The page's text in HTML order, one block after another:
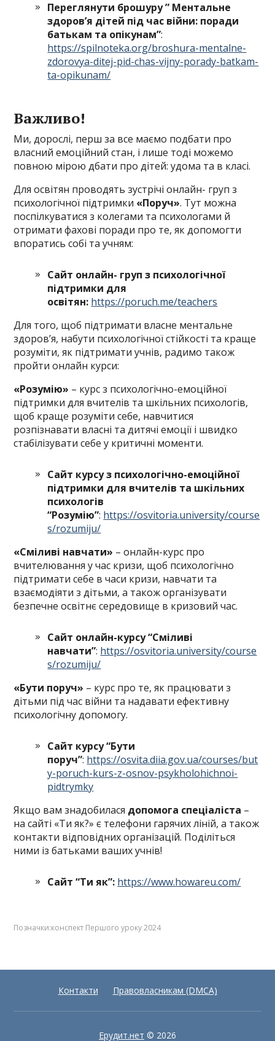
Переглянути брошуру ” Ментальне
здоров’я дітей під час війни: поради
батькам та опікунам”:
https://spilnoteka.org/broshura-mentalne-
zdorovya-ditej-pid-chas-vijny-porady-batkam-
ta-opikunam/
Важливо!
Ми, дорослі, перш за все маємо подбати про
власний емоційний стан, і лише тоді можемо
повною мірою дбати про дітей: удома та в класі.
Для освітян проводять зустрічі онлайн- груп з
психологічної підтримки «Поруч». Тут можна
поспілкуватися з колегами та психологами й
отримати фахові поради про те, як допомогти
впоратись собі та учням:
Сайт онлайн- груп з психологічної
підтримки для
освітян: https://poruch.me/teachers
Для того, щоб підтримати власне ментальне
здоров’я, набути психологічної стійкості та краще
розуміти, як підтримати учнів, радимо також
пройти онлайн курси:
«Розумію» – курс з психологічно-емоційної
підтримки для вчителів та шкільних психологів,
щоб краще розуміти себе, навчитися
розпізнавати власні та дитячі емоції і швидко
стабілізувати себе у критичні моменти.
Сайт курсу з психологічно-емоційної
підтримки для вчителів та шкільних
психологів
“Розумію”: https://osvitoria.university/course
s/rozumiju/
«Сміливі навчати» – онлайн-курс про
вчителювання у час кризи, щоб психологічно
підтримати себе в часи кризи, навчати та
взаємодіяти з дітьми, а також організувати
безпечне освітнє середовище в кризовий час.
Сайт онлайн-курсу “Сміливі
навчати”: https://osvitoria.university/course
s/rozumiju/
«Бути поруч» – курс про те, як працювати з
дітьми під час війни та надавати ефективну
психологічну допомогу.
Сайт курсу “Бути
поруч”: https://osvita.diia.gov.ua/courses/but
y-poruch-kurs-z-osnov-psykholohichnoi-
pidtrymky
Якщо вам знадобилася допомога спеціаліс­та –
на сайті «Ти як?» є телефони гарячих лі­ній, а також
контакти відповідних організа­цій. Поділіться
ними із батьками ваших учнів!
Сайт “Ти як”: https://www.howareu.com/
Позначки:конспект Першого уроку 2024
Контакти Правовласникам (DMCA)
Ерудит.нет © 2026